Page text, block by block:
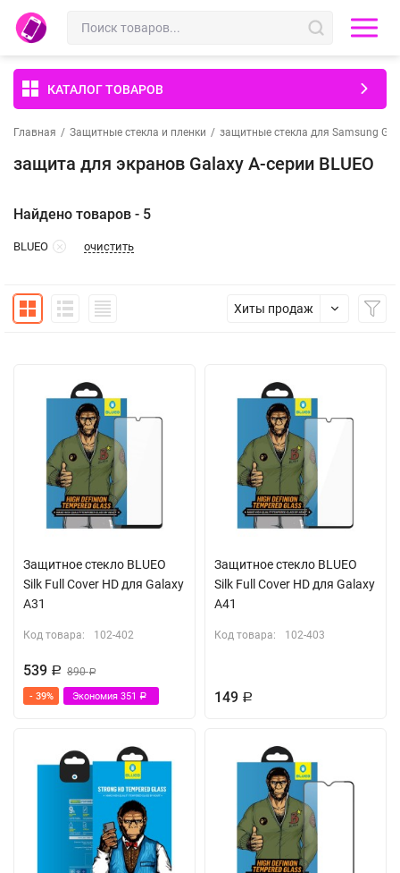
КАТАЛОГ ТОВАРОВ
Главная / Защитные стекла и пленки / защитные стекла для Samsung
защита для экранов Galaxy A-серии BLUEO
Найдено товаров - 5
BLUEO очистить
Хиты продаж
Защитное стекло BLUEO
Silk Full Cover HD для Galaxy
A31
Код товара: 102-402
539 Р 890Р
- 39% Экономия 351 Р
Защитное стекло BLUEO
Silk Full Cover HD для Galaxy
A41
Код товара: 102-403
149 Р